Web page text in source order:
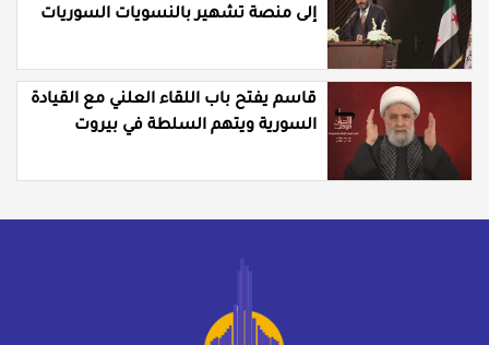
إلى منصة تشهير بالنسويات السوريات
قاسم يفتح باب اللقاء العلني مع القيادة
السورية ويتهم السلطة في بيروت